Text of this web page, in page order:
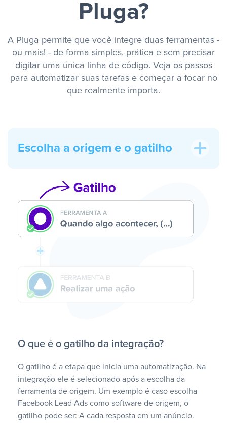
Pluga?
A Pluga permite que você integre duas ferramentas -
ou mais! - de forma simples, prática e sem precisar
digitar uma única linha de código. Veja os passos
para automatizar suas tarefas e começar a focar no
que realmente importa.
Escolha a origem e o gatilho
O que é o gatilho da integração?
O gatilho é a etapa que inicia uma automatização. Na
integração ele é selecionado após a escolha da
ferramenta de origem. Um exemplo é caso escolha
Facebook Lead Ads como software de origem, o
gatilho pode ser: A cada resposta em um anúncio.